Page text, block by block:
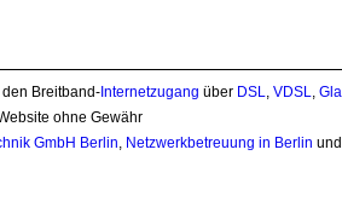
den Breitband- Internetzugang über DSL,VDSL,
ohne Gewähr
GmbH Berlin, Netzwerkbetreuung in Berlin